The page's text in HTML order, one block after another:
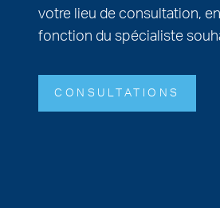
votre lieu de consultation, en
fonction du spécialiste
CONSULTATIONS